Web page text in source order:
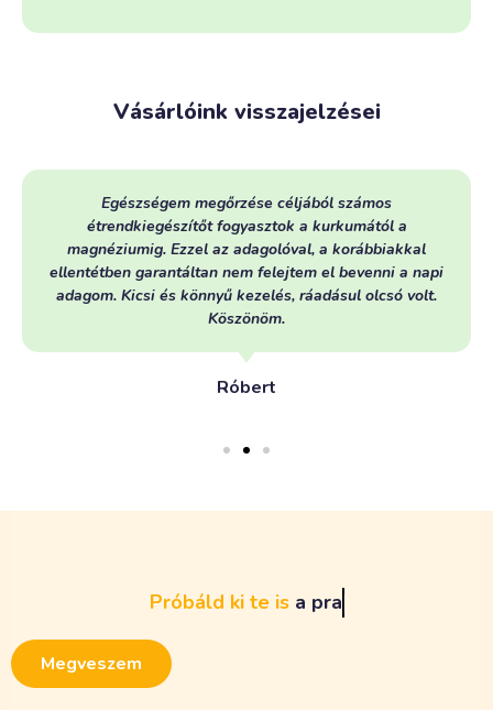
Vásárlóink visszajelzései
Egészségem megőrzése céljából számos
étrendkiegészítőt fogyasztok a kurkumától a
magnéziumig. Ezzel az adagolóval, a korábbiakkal
ellentétben garantáltan nem felejtem el bevenni a napi
adagom. Kicsi és könnyű kezelés, ráadásul olcsó volt.
Köszönöm.
Róbert
Próbáld ki te is a praktikusgyógyszeradagolót!
Megveszem